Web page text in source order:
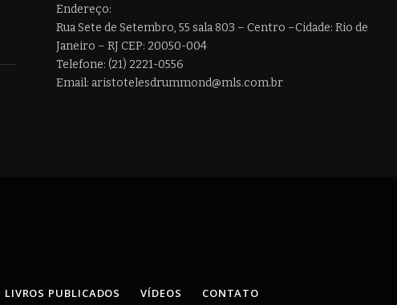
Endereço:
Rua Sete de Setembro, 55 sala 803 – Centro –Cidade: Rio de
Janeiro – RJ CEP: 20050-004
Telefone: (21) 2221-0556
Email: aristotelesdrummond@mls.com.br
LIVROS PUBLICADOS VÍDEOS CONTATO